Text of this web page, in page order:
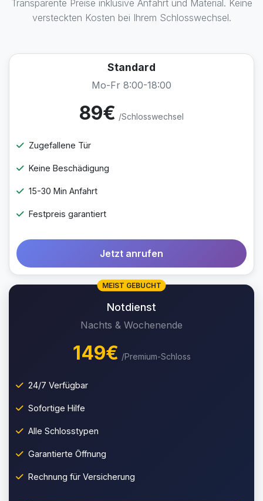
Transparente Preise inklusive Anfahrt und Material. Keine
versteckten Kosten bei Ihrem Schlosswechsel.
Standard
Mo-Fr 8:00-18:00
89€ /Schlosswechsel
Zugefallene Tür
Keine Beschädigung
15-30 Min Anfahrt
Festpreis garantiert
Jetzt anrufen
MEIST GEBUCHT
Notdienst
Nachts & Wochenende
149€ /Premium-Schloss
24/7 Verfügbar
Sofortige Hilfe
Alle Schlosstypen
Garantierte Öffnung
Rechnung für Versicherung